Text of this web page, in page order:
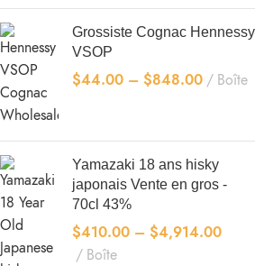
Grossiste Cognac Hennessy
VSOP
$44.00 – $848.00 Boîte
Yamazaki 18 ans hisky
japonais Vente en gros -
70cl 43%
$410.00 – $4,914.00
Boîte